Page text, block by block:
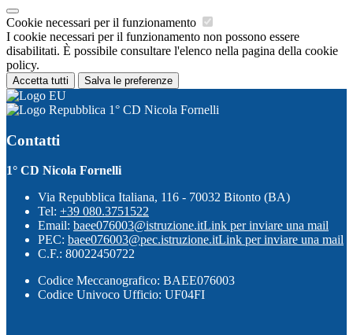
Cookie necessari per il funzionamento
I cookie necessari per il funzionamento non possono essere
disabilitati. È possibile consultare l'elenco nella pagina della cookie
policy.
Accetta tutti Salva le preferenze
1° CD Nicola Fornelli
Contatti
1° CD Nicola Fornelli
Via Repubblica Italiana, 116 - 70032 Bitonto (BA)
Tel: +39 080.3751522
Email: baee076003@istruzione.itLink per inviare una mail
PEC: baee076003@pec.istruzione.itLink per inviare una mail
C.F.: 80022450722
Codice Meccanografico: BAEE076003
Codice Univoco Ufficio: UF04FI